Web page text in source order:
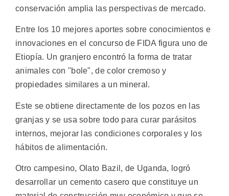
conservación amplia las perspectivas de mercado.
Entre los 10 mejores aportes sobre conocimientos e
innovaciones en el concurso de FIDA figura uno de
Etiopía. Un granjero encontró la forma de tratar
animales con "bole", de color cremoso y
propiedades similares a un mineral.
Este se obtiene directamente de los pozos en las
granjas y se usa sobre todo para curar parásitos
internos, mejorar las condiciones corporales y los
hábitos de alimentación.
Otro campesino, Olato Bazil, de Uganda, logró
desarrollar un cemento casero que constituye un